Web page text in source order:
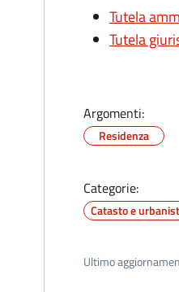
Tutela
Tutela
Argomenti:
Residenza
Categorie:
Catasto e
Ultimo